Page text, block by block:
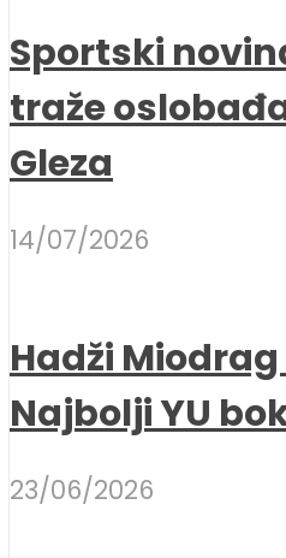
Sportski
traže
Gleza
14/07/2026
Hadži
Najbolji YU
23/06/2026